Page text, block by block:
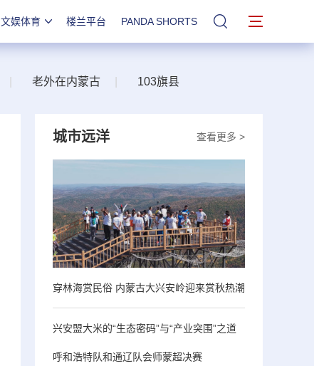
文娱体育 楼兰平台 PANDA SHORTS 站内搜索
老外在内蒙古 103旗县
查看更多 >
城市远洋
穿林海赏民俗 内蒙古大兴安岭迎来赏秋热潮
兴安盟大米的“生态密码”与“产业突围”之道
呼和浩特队和通辽队会师蒙超决赛